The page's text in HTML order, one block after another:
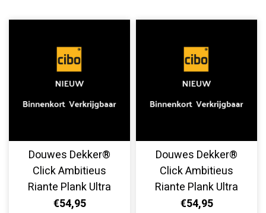
Douwes Dekker®
Click Ambitieus
Riante Plank Ultra
Mat Spekkoek
€54,95
Douwes Dekker®
Click Ambitieus
Riante Plank Ultra
Mat Boterkoek
€54,95